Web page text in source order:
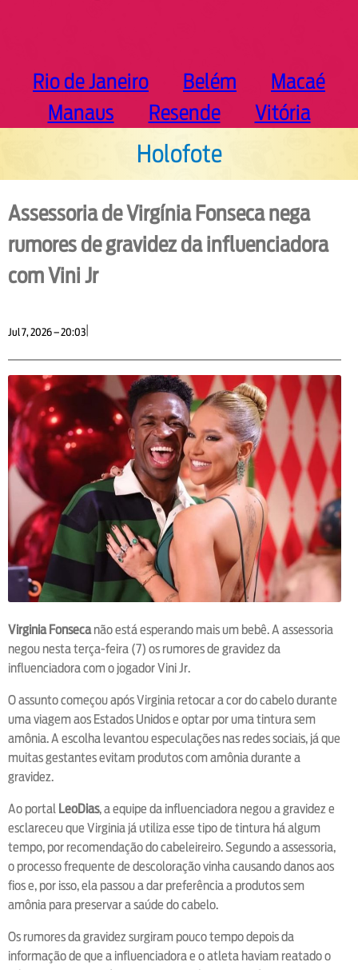
Rio de Janeiro Belém
Macaé
Manaus
Resende Vitória
Holofote
Assessoria de Virgínia Fonseca nega
rumores de gravidez da influenciadora
com Vini Jr
Jul 7, 2026 – 20:03
Virginia Fonsecanão está esperando mais um bebê. A assessoria
negou nesta terça-feira (7) os rumores de gravidez da
influenciadora com o jogador Vini Jr.
O assunto começou após Virginia retocar a cor do cabelo durante
uma viagem aos Estados Unidos e optar por uma tintura sem
amônia. A escolha levantou especulações nas redes sociais, já que
muitas gestantes evitam produtos com amônia durante a
gravidez.
Ao portal LeoDias, a equipe da influenciadora negou a gravidez e
esclareceu que Virginia já utiliza esse tipo de tintura há algum
tempo, por recomendação do cabeleireiro. Segundo a assessoria,
o processo frequente de descoloração vinha causando danos aos
fios e, por isso, ela passou a dar preferência a produtos sem
amônia para preservar a saúde do cabelo.
Os rumores da gravidez surgiram pouco tempo depois da
informação de que a influenciadora e o atleta haviam reatado o